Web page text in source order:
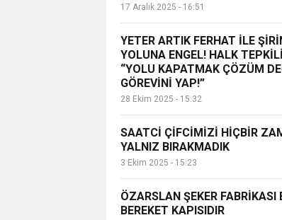
17 Aralık 2025 - 16:51
YETER ARTIK FERHAT İLE
YOLUNA ENGEL! HALK
“YOLU KAPATMAK ÇÖZÜM
GÖREVİNİ YAP!”
28 Ekim 2025 - 15:32
SAATCİ ÇİFCİMİZİ HİÇBİR
YALNIZ BIRAKMADIK
3 Ekim 2025 - 15:23
ÖZARSLAN ŞEKER FABRİKASI
BEREKET KAPISIDIR